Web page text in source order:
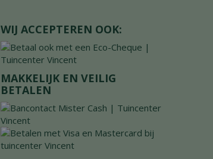
WIJ ACCEPTEREN OOK:
MAKKELIJK EN VEILIG
BETALEN